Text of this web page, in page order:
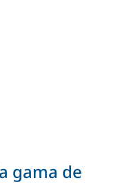
gama de